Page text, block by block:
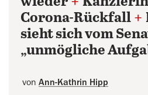
Corona-Rückfall +
sieht sich vom
„unmögliche
von Ann-Kathrin Hipp